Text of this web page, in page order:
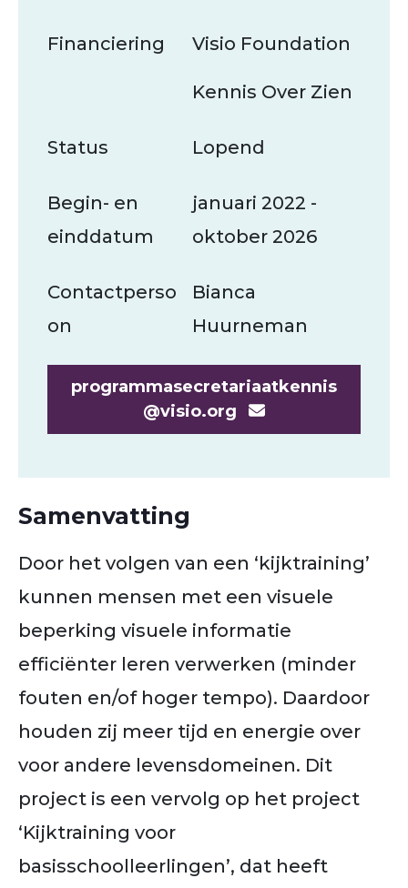
Financiering Visio Foundation
Kennis Over Zien
Status Lopend
Begin- en
einddatum
januari 2022 -
oktober 2026
Contactperso
on
Bianca
Huurneman
programmasecretariaatkennis
@visio.org
Samenvatting
Door het volgen van een ‘kijktraining’
kunnen mensen met een visuele
beperking visuele informatie
efficiënter leren verwerken (minder
fouten en/of hoger tempo). Daardoor
houden zij meer tijd en energie over
voor andere levensdomeinen. Dit
project is een vervolg op het project
‘Kijktraining voor
basisschoolleerlingen’, dat heeft